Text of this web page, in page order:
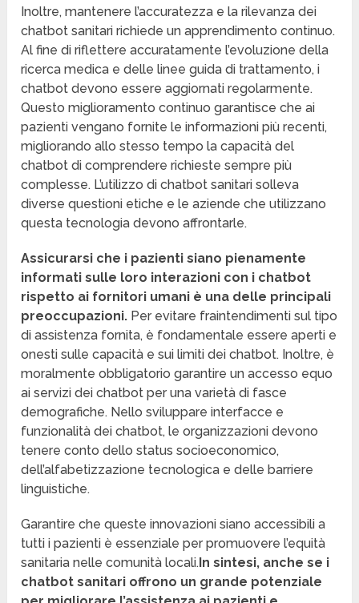
Inoltre, mantenere l’accuratezza e la rilevanza dei
chatbot sanitari richiede un apprendimento continuo.
Al fine di riflettere accuratamente l’evoluzione della
ricerca medica e delle linee guida di trattamento, i
chatbot devono essere aggiornati regolarmente.
Questo miglioramento continuo garantisce che ai
pazienti vengano fornite le informazioni più recenti,
migliorando allo stesso tempo la capacità del
chatbot di comprendere richieste sempre più
complesse. L’utilizzo di chatbot sanitari solleva
diverse questioni etiche e le aziende che utilizzano
questa tecnologia devono affrontarle.
Assicurarsi che i pazienti siano pienamente
informati sulle loro interazioni con i chatbot
rispetto ai fornitori umani è una delle principali
preoccupazioni. Per evitare fraintendimenti sul tipo
di assistenza fornita, è fondamentale essere aperti e
onesti sulle capacità e sui limiti dei chatbot. Inoltre, è
moralmente obbligatorio garantire un accesso equo
ai servizi dei chatbot per una varietà di fasce
demografiche. Nello sviluppare interfacce e
funzionalità dei chatbot, le organizzazioni devono
tenere conto dello status socioeconomico,
dell’alfabetizzazione tecnologica e delle barriere
linguistiche.
Garantire che queste innovazioni siano accessibili a
tutti i pazienti è essenziale per promuovere l’equità
sanitaria nelle comunità locali. In sintesi, anche se i
chatbot sanitari offrono un grande potenziale